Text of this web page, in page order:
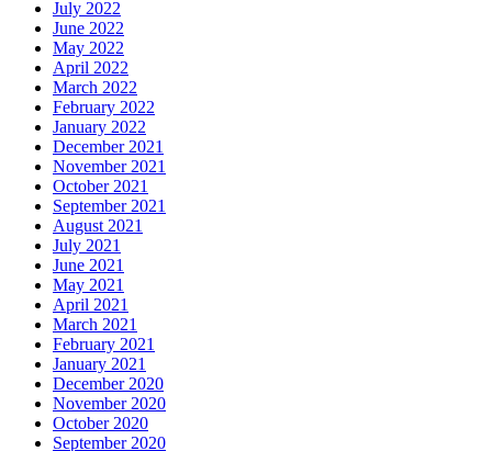
July 2022
June 2022
May 2022
April 2022
March 2022
February 2022
January 2022
December 2021
November 2021
October 2021
September 2021
August 2021
July 2021
June 2021
May 2021
April 2021
March 2021
February 2021
January 2021
December 2020
November 2020
October 2020
September 2020